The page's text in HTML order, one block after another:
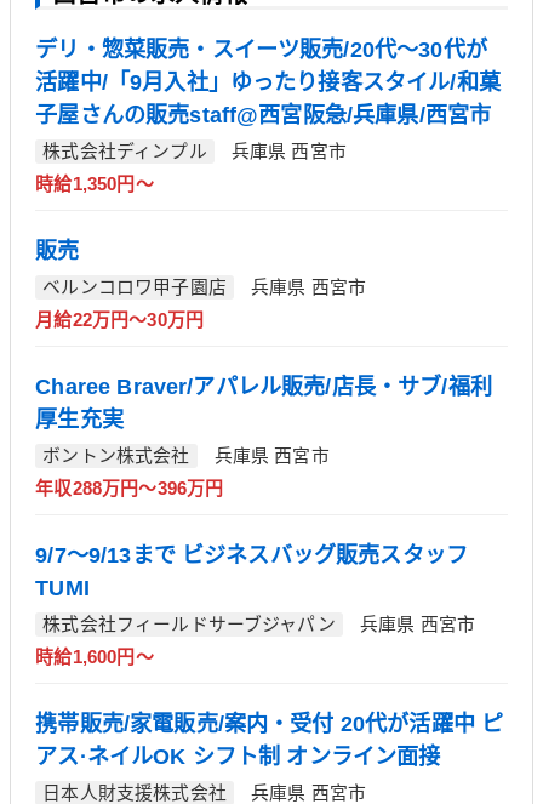
デリ・惣菜販売・スイーツ販売/20代～30代が
活躍中/「9月入社」ゆったり接客スタイル/和菓
子屋さんの販売staff@西宮阪急/兵庫県/西宮市
株式会社ディンプル
兵庫県 西宮市
時給1,350円～
販売
ベルンコロワ甲子園店
兵庫県 西宮市
月給22万円～30万円
Charee Braver/アパレル販売/店長・サブ/福利
厚生充実
ボントン株式会社
兵庫県 西宮市
年収288万円～396万円
9/7～9/13まで ビジネスバッグ販売スタッフ
TUMI
株式会社フィールドサーブジャパン
兵庫県 西宮市
時給1,600円～
携帯販売/家電販売/案内・受付 20代が活躍中 ピ
アス·ネイルOK シフト制 オンライン面接
日本人財支援株式会社
兵庫県 西宮市